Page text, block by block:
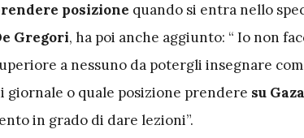
posizione quando si entra nello
Gregori, ha poi anche aggiunto: “ Io non
a nessuno da potergli insegnare
giornale o quale posizione prendere su
in grado di dare lezioni”.